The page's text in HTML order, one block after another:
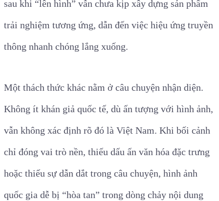
sau khi “lên hình” vẫn chưa kịp xây dựng sản phẩm
trải nghiệm tương ứng, dẫn đến việc hiệu ứng truyền
thông nhanh chóng lắng xuống.
Một thách thức khác nằm ở câu chuyện nhận diện.
Không ít khán giả quốc tế, dù ấn tượng với hình ảnh,
vẫn không xác định rõ đó là Việt Nam. Khi bối cảnh
chỉ đóng vai trò nền, thiếu dấu ấn văn hóa đặc trưng
hoặc thiếu sự dẫn dắt trong câu chuyện, hình ảnh
quốc gia dễ bị “hòa tan” trong dòng chảy nội dung